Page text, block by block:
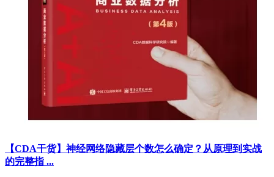
【CDA干货】神经网络隐藏层个数怎么确定？从原理到实战
的完整指 ...